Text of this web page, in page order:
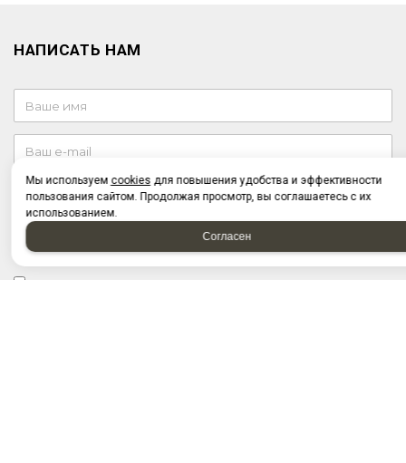
НАПИСАТЬ НАМ
Мы используем cookies для повышения удобства и эффективности
пользования сайтом. Продолжая просмотр, вы соглашаетесь с их
использованием.
Согласен